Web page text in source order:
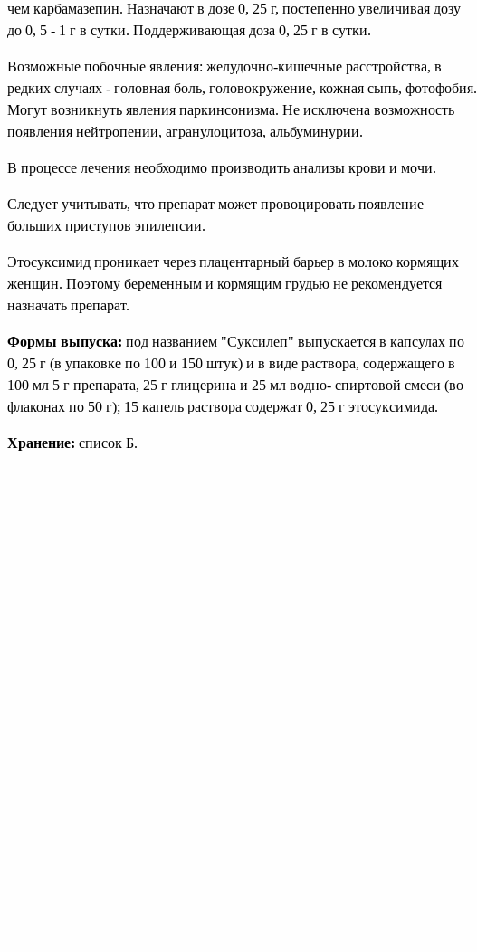
чем карбамазепин. Назначают в дозе 0, 25 г, постепенно увеличивая дозу
до 0, 5 - 1 г в сутки. Поддерживающая доза 0, 25 г в сутки.
Возможные побочные явления: желудочно-кишечные расстройства, в
редких случаях - головная боль, головокружение, кожная сыпь, фотофобия.
Могут возникнуть явления паркинсонизма. Не исключена возможность
появления нейтропении, агранулоцитоза, альбуминурии.
В процессе лечения необходимо производить анализы крови и мочи.
Следует учитывать, что препарат может провоцировать появление
больших приступов эпилепсии.
Этосуксимид проникает через плацентарный барьер в молоко кормящих
женщин. Поэтому беременным и кормящим грудью не рекомендуется
назначать препарат.
Формы выпуска: под названием "Суксилеп" выпускается в капсулах по
0, 25 г (в упаковке по 100 и 150 штук) и в виде раствора, содержащего в
100 мл 5 г препарата, 25 г глицерина и 25 мл водно- спиртовой смеси (во
флаконах по 50 г); 15 капель раствора содержат 0, 25 г этосуксимида.
Хранение: список Б.